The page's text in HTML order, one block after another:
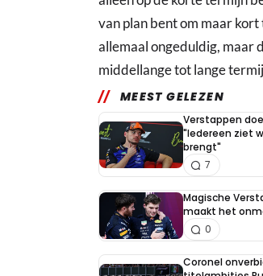
van plan bent om maar
allemaal ongeduldig, maar
middellange tot lange
MEEST GELEZEN
Verstappen
"Iedereen ziet
brengt"
7
Magische
maakt het
0
Coronel